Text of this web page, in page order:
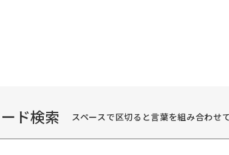
ド検索 スペースで区切ると言葉を組み合わせ